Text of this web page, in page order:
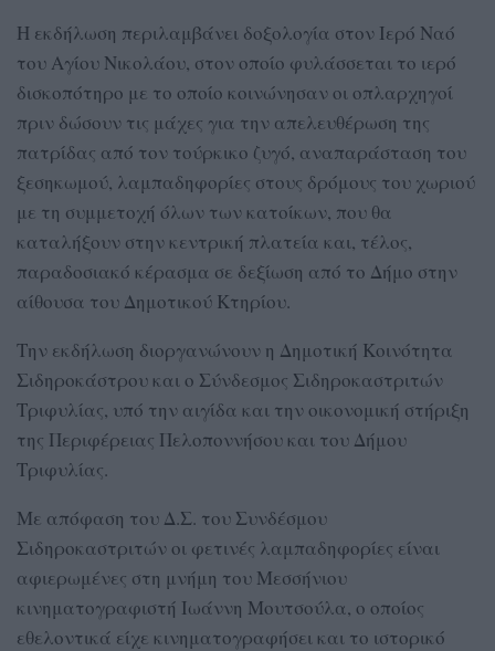
Η εκδήλωση περιλαμβάνει δοξολογία στον Ιερό Ναό
του Αγίου Νικολάου, στον οποίο φυλάσσεται το ιερό
δισκοπότηρο με το οποίο κοινώνησαν οι οπλαρχηγοί
πριν δώσουν τις μάχες για την απελευθέρωση της
πατρίδας από τον τούρκικο ζυγό, αναπαράσταση του
ξεσηκωμού, λαμπαδηφορίες στους δρόμους του χωριού
με τη συμμετοχή όλων των κατοίκων, που θα
καταλήξουν στην κεντρική πλατεία και, τέλος,
παραδοσιακό κέρασμα σε δεξίωση από το Δήμο στην
αίθουσα του Δημοτικού Κτηρίου.
Την εκδήλωση διοργανώνουν η Δημοτική Κοινότητα
Σιδηροκάστρου και ο Σύνδεσμος Σιδηροκαστριτών
Τριφυλίας, υπό την αιγίδα και την οικονομική στήριξη
της Περιφέρειας Πελοποννήσου και του Δήμου
Τριφυλίας.
Με απόφαση του Δ.Σ. του Συνδέσμου
Σιδηροκαστριτών οι φετινές λαμπαδηφορίες είναι
αφιερωμένες στη μνήμη του Μεσσήνιου
κινηματογραφιστή Ιωάννη Μουτσούλα, ο οποίος
εθελοντικά είχε κινηματογραφήσει και το ιστορικό